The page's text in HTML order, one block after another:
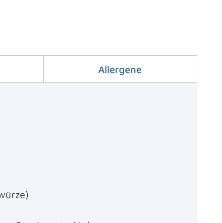
Allergene